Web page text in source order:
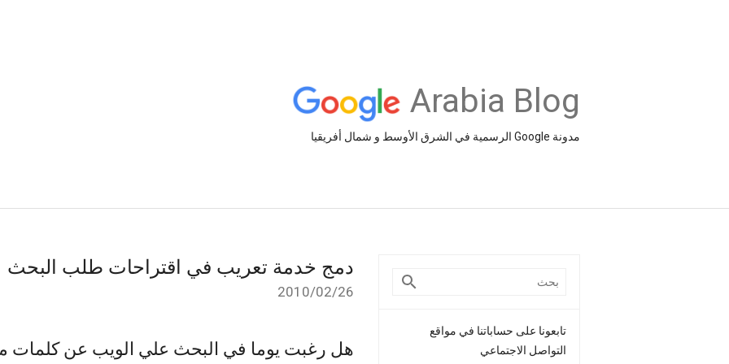
Arabia Blog
مدونة Google الرسمية في الشرق الأوسط و شمال أفريقيا‎
دمج خدمة تعريب في اقتراحات طلب البحث
26‏/02‏/2010
هل رغبت يوما في البحث علي الويب عن كلمات
تابعونا على حساباتنا في مواقع
التواصل الاجتماعي